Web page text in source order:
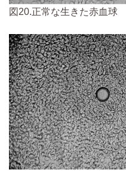
図20.正常な生きた赤血球